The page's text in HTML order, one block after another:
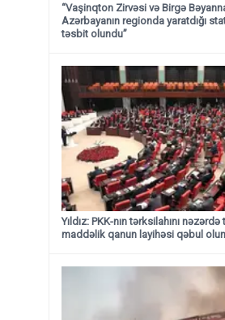
“Vaşinqton Zirvəsi və Birgə
Azərbayanın regionda yaratdığı
təsbit olundu”
Yıldız: PKK-nın tərksilahını
maddəlik qanun layihəsi qəbul